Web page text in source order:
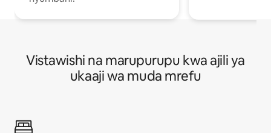
Vistawishi na marupurupu kwa ajili ya
ukaaji wa muda mrefu